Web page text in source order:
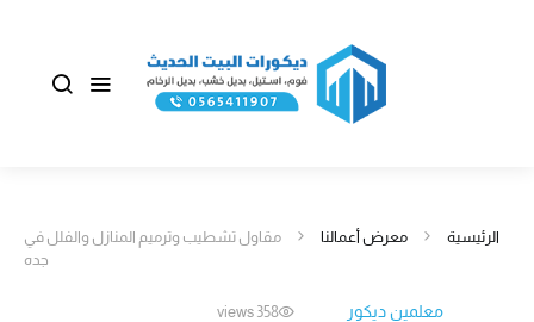
الرئيسية معرض أعمالنا
مقاول تشطيب وترميم المنازل والفلل في
جده
معلمين ديكور 358 views